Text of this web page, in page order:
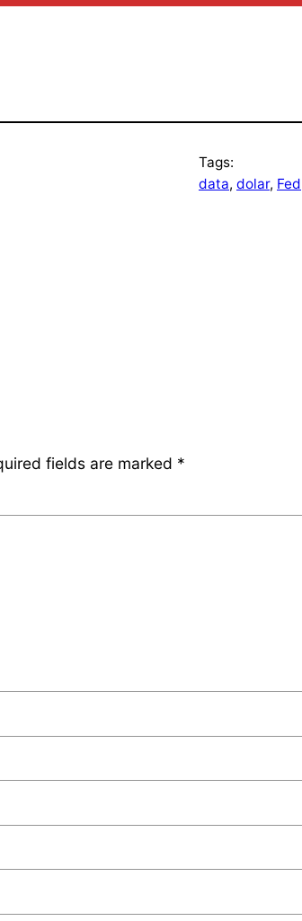
Tags:
data, dolar, Fed
fields are marked *